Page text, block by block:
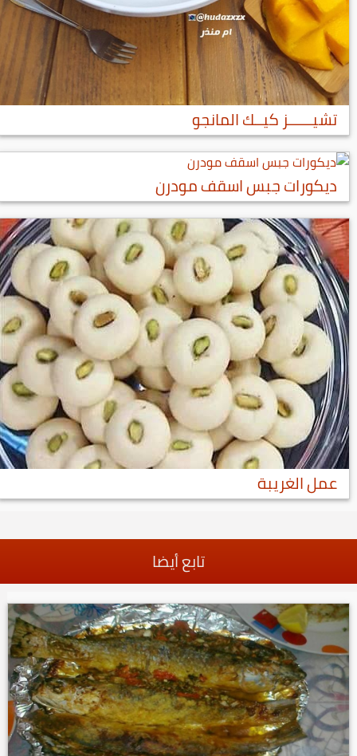
تشيــــــز كيــك المانجو
ديكورات جبس اسقف مودرن
عمل الغريبة
تابع أيضا